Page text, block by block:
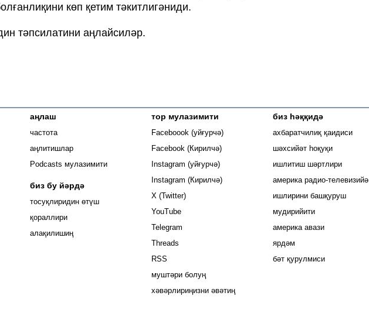
көп қетим тәкитлигәниди.
тәпсилатини аңлайсиләр.
аңлаш
частота
аңлитишлар
Podcasts мулазимити
биз бу йәрдә
тосуқлиридин өтүш
қораллири
алақилишиң
тор мулазимити
Faceboook (уйғурчә) Opens in new window
Facebook (Кирилчә)
Instagram (уйғурчә)
Instagram (Кирилчә)
X (Twitter)
YouTube
Telegram
Threads
RSS
муштәри болуң
хәвәрлириңизни әвәтиң
биз һәққидә
ахбаратчилиқ қаидиси
шәхсийәт һоқуқи
ишлитиш шәртлири
америка радио-телевизийә
ишлирини башқуруш
мудирийити
америка авази
ярдәм
бәт қурулмиси